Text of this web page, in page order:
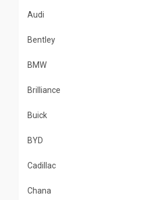
Audi
Bentley
BMW
Brilliance
Buick
BYD
Cadillac
Chana